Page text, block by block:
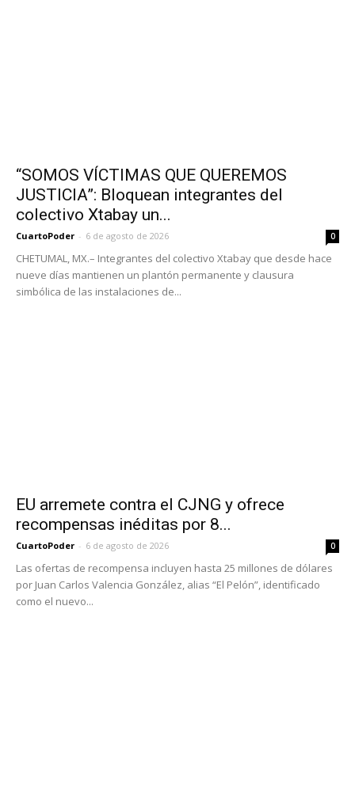
“SOMOS VÍCTIMAS QUE QUEREMOS
JUSTICIA”: Bloquean integrantes del
colectivo Xtabay un...
CuartoPoder - 6 de agosto de 2026 0
CHETUMAL, MX.– Integrantes del colectivo Xtabay que desde hace
nueve días mantienen un plantón permanente y clausura
simbólica de las instalaciones de...
EU arremete contra el CJNG y ofrece
recompensas inéditas por 8...
CuartoPoder - 6 de agosto de 2026 0
Las ofertas de recompensa incluyen hasta 25 millones de dólares
por Juan Carlos Valencia González, alias “El Pelón”, identificado
como el nuevo...